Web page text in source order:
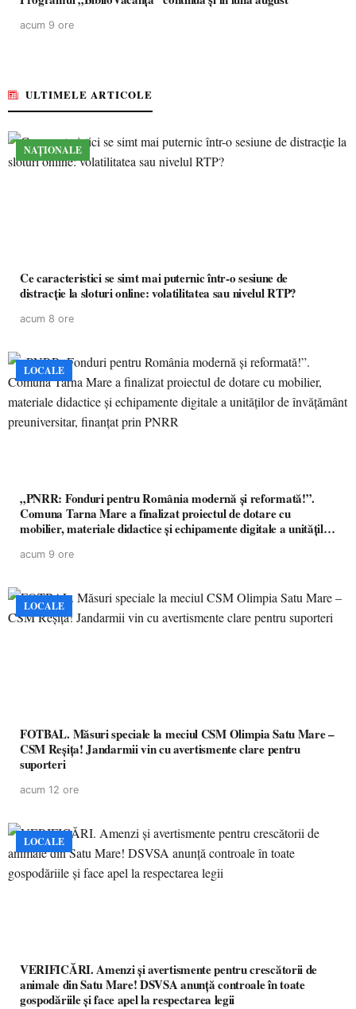
acum 9 ore
ULTIMELE ARTICOLE
NAȚIONALE
Ce caracteristici se simt mai puternic într-o sesiune de
distracție la sloturi online: volatilitatea sau nivelul RTP?
acum 8 ore
LOCALE
„PNRR: Fonduri pentru România modernă și reformată!”.
Comuna Tarna Mare a finalizat proiectul de dotare cu
mobilier, materiale didactice și echipamente digitale a unităților
acum 9 ore
LOCALE
FOTBAL. Măsuri speciale la meciul CSM Olimpia Satu Mare –
CSM Reșița! Jandarmii vin cu avertismente clare pentru
suporteri
acum 12 ore
LOCALE
VERIFICĂRI. Amenzi și avertismente pentru crescătorii de
animale din Satu Mare! DSVSA anunță controale în toate
gospodăriile și face apel la respectarea legii